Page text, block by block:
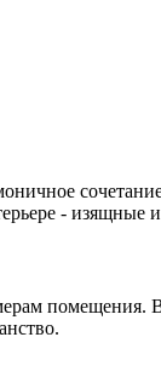
- изящные